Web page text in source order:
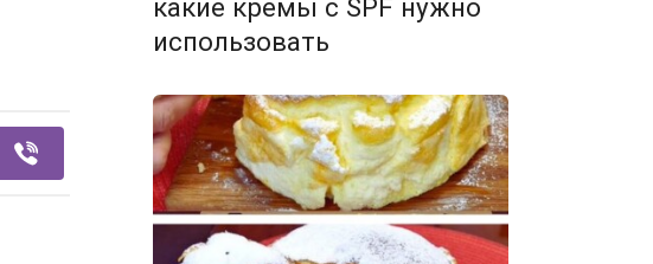
какие кремы с SPF нужно
использовать